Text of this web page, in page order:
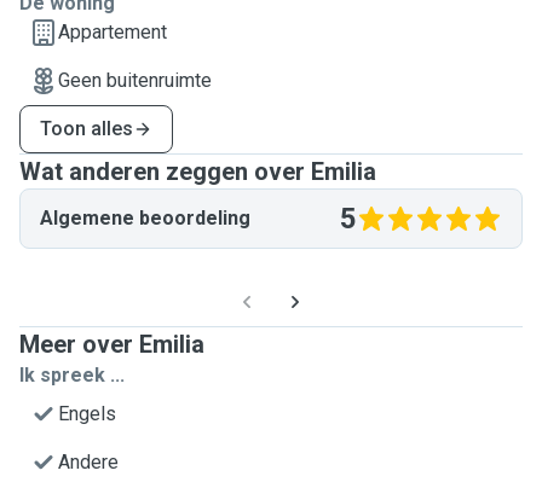
Appartement
Geen buitenruimte
Toon alles
Wat anderen zeggen over Emilia
Algemene beoordeling 5
Meer over Emilia
Ik spreek ...
Engels
Andere